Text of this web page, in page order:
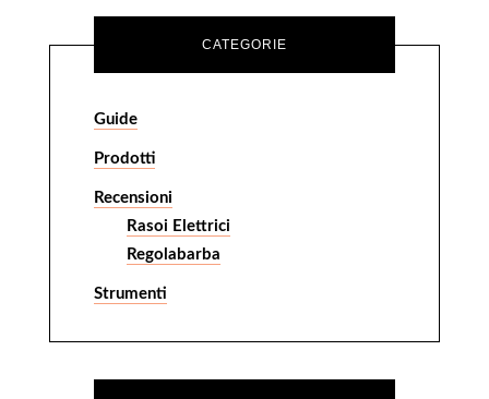
CATEGORIE
Guide
Prodotti
Recensioni
Rasoi Elettrici
Regolabarba
Strumenti